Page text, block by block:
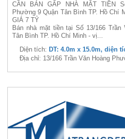
CẦN BÁN GẤP NHÀ MẶT TIỀN
Phường 9 Quận Tân Bình TP. Hồ Chí
GIÁ 7 TỶ
Bán nhà mặt tiền tại Số 13/166 Trần
Tân Bình TP. Hồ Chí Minh - vị...
Diện tích: DT: 4.0m x 15.0m, diện
Địa chỉ: 13/166 Trần Văn Hoàng